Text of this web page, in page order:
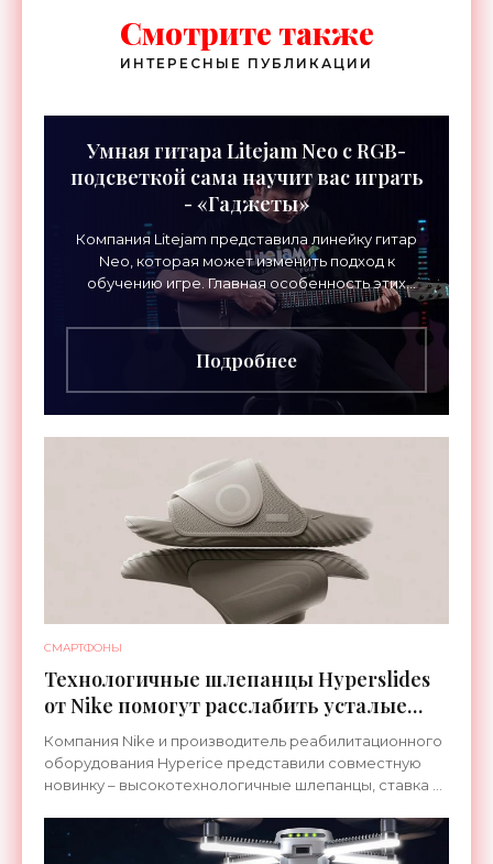
Смотрите также
ИНТЕРЕСНЫЕ ПУБЛИКАЦИИ
Умная гитара Litejam Neo с RGB-
подсветкой сама научит вас играть
- «Гаджеты»
Компания Litejam представила линейку гитар
Neo, которая может изменить подход к
обучению игре. Главная особенность этих
инструментов – встроенная RGB-подсветка
грифа. Светодиоды
Подробнее
СМАРТФОНЫ
Технологичные шлепанцы Hyperslides
от Nike помогут расслабить усталые
ноги после тренировки - «Гаджеты»
Компания Nike и производитель реабилитационного
оборудования Hyperice представили совместную
новинку – высокотехнологичные шлепанцы, ставка в